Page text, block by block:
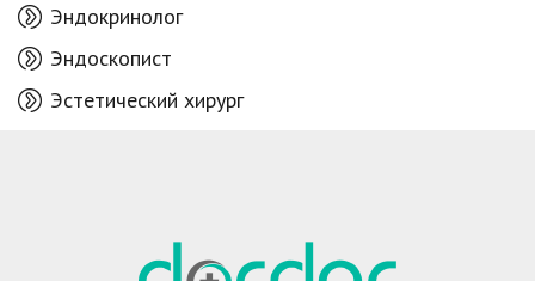
Эндокринолог
Эндоскопист
Эстетический хирург